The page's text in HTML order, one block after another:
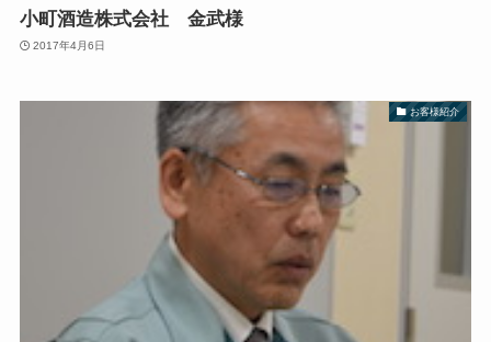
小町酒造株式会社 金武様
2017年4月6日
お客様紹介